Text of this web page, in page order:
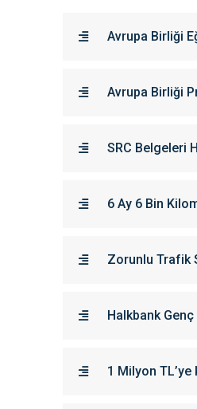
Avrupa Birliği
Avrupa Birliği
SRC Belgeleri
6 Ay 6 Bin
Zorunlu Trafik
Halkbank
1 Milyon TL’ye